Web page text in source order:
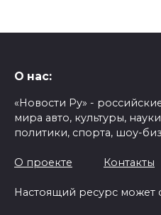
О нас:
«Новости Ру» -
мира авто, культуры,
политики, спорта, шоу-
О проекте Контакты
Настоящий ресурс может